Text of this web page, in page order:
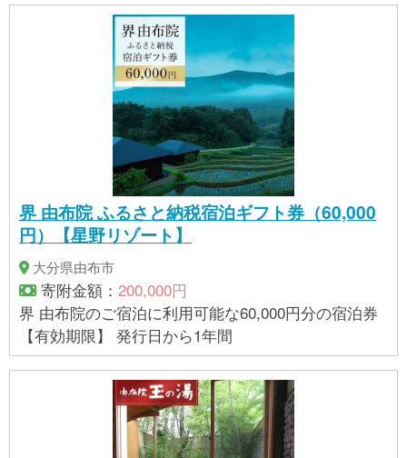
全卵、マーガリン、アーモンドプードル、水飴、卵
白、アーモンド加工品、ショートニング、杏仁加工
品、バター、脱脂粉乳、澱粉、転化糖、牛乳、植物
油脂、洋酒／ゲル化剤(増粘多糖類)、トレハロース、
酸味料、香料、膨脹剤、乳化剤、酒精、リン酸Ca、
乳酸Ca、酸化防止剤(V.C、V.E)、着色料(カロチン、
カラメル)、(一部に卵・乳成分・小麦・アーモンド・
大豆・りんごを含む) 豊後手焼煎餅：小麦粉(国内製
造)、砂糖、ピーナッツ、全卵、マーガリン、ピーナ
ッツペースト、ごまペースト、食塩/膨脹剤、香料、
調味料(アミノ酸)、乳化剤、pH調整剤、カロチン色
素、酸化防止剤(V.E)、(一部に卵・乳成分・小麦・落
花生・ごま・大豆を含む) 【賞味期限】 ●ボンディ
ア、ドンフランシスコ：出荷日より賞味期限 常温30
日 ●手焼煎餅：出荷日より賞味期限 常温50日 【アレ
ルギー】 小麦、卵、乳、落花生、くるみ、ごま、大
豆、りんご、アーモンド ※ 表示内容に関しては各事
業者の指定に基づき掲載しており、一切の内容を保
証するものではございません。 ※ご不明の点がござい
ましたら事業者まで直接お問い合わせ下さい。
界 由布院 ふるさと納税宿泊ギフト券（60,000
円）【星野リゾート】
大分県由布市
寄附金額： 200,000円
界 由布院のご宿泊に利用可能な60,000円分の宿泊券
【有効期限】 発行日から1年間